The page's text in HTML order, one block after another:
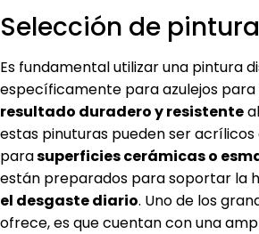
Selección de pintura
Es fundamental utilizar una pintura
específicamente para azulejos
resultado duradero y resistente
estas pinuturas pueden ser acrílicos
parasuperficies cerámicas o
están preparados para soportar la
el desgaste diario. Uno de los
ofrece, es que cuentan con una